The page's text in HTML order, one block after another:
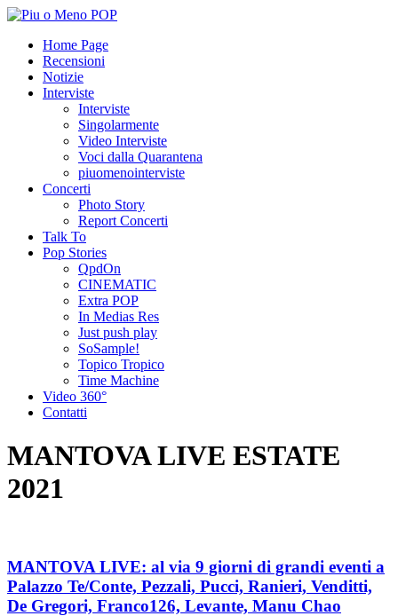
Home Page
Recensioni
Notizie
Interviste
Interviste
Singolarmente
Video Interviste
Voci dalla Quarantena
piuomenointerviste
Concerti
Photo Story
Report Concerti
Talk To
Pop Stories
QpdOn
CINEMATIC
Extra POP
In Medias Res
Just push play
SoSample!
Topico Tropico
Time Machine
Video 360°
Contatti
MANTOVA LIVE ESTATE
2021
MANTOVA LIVE: al via 9 giorni di grandi eventi a
Palazzo Te/Conte, Pezzali, Pucci, Ranieri, Venditti,
De Gregori, Franco126, Levante, Manu Chao